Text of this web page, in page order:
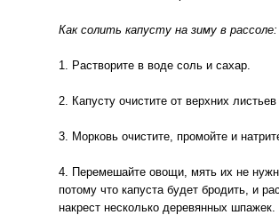
Как солить капусту на зиму в рассоле:
1. Растворите в воде соль и сахар.
2. Капусту очистите от верхних
3. Морковь очистите, промойте и
4. Перемешайте овощи, мять их не
потому что капуста будет бродить, и
накрест несколько деревянных шпажек.